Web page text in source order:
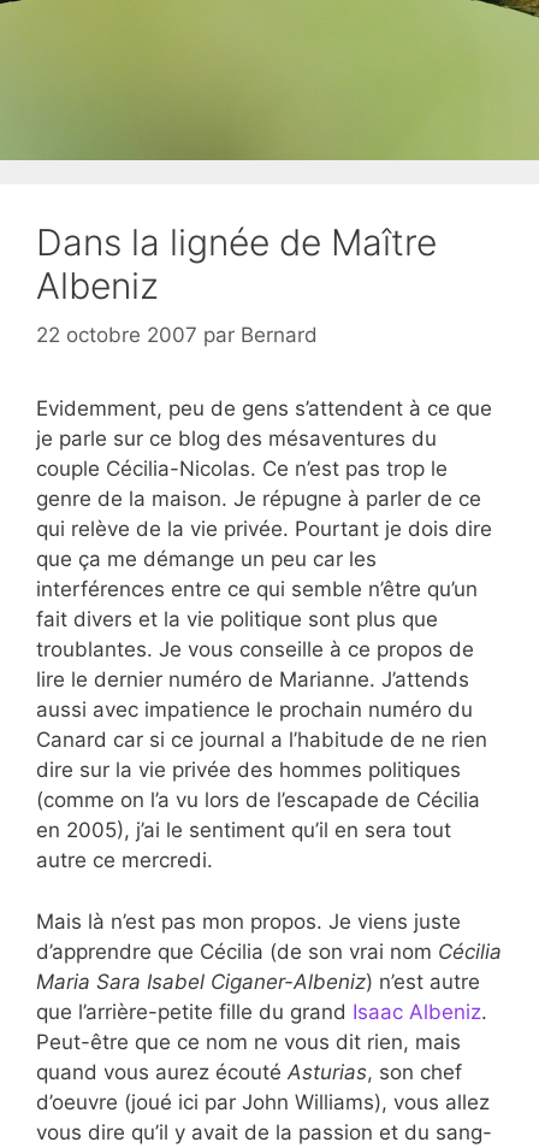
Dans la lignée de Maître
Albeniz
22 octobre 2007 par Bernard
Evidemment, peu de gens s’attendent à ce que
je parle sur ce blog des mésaventures du
couple Cécilia-Nicolas. Ce n’est pas trop le
genre de la maison. Je répugne à parler de ce
qui relève de la vie privée. Pourtant je dois dire
que ça me démange un peu car les
interférences entre ce qui semble n’être qu’un
fait divers et la vie politique sont plus que
troublantes. Je vous conseille à ce propos de
lire le dernier numéro de Marianne. J’attends
aussi avec impatience le prochain numéro du
Canard car si ce journal a l’habitude de ne rien
dire sur la vie privée des hommes politiques
(comme on l’a vu lors de l’escapade de Cécilia
en 2005), j’ai le sentiment qu’il en sera tout
autre ce mercredi.
Mais là n’est pas mon propos. Je viens juste
d’apprendre que Cécilia (de son vrai nom Cécilia
Maria Sara Isabel Ciganer-Albeniz) n’est autre
que l’arrière-petite fille du grand Isaac Albeniz.
Peut-être que ce nom ne vous dit rien, mais
quand vous aurez écouté Asturias, son chef
d’oeuvre (joué ici par John Williams), vous allez
vous dire qu’il y avait de la passion et du sang-